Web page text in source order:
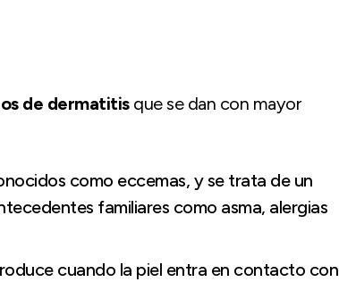
de dermatitisque se dan con mayor
como eccemas, y se trata de un
familiares como asma, alergias
cuando la piel entra en contacto con